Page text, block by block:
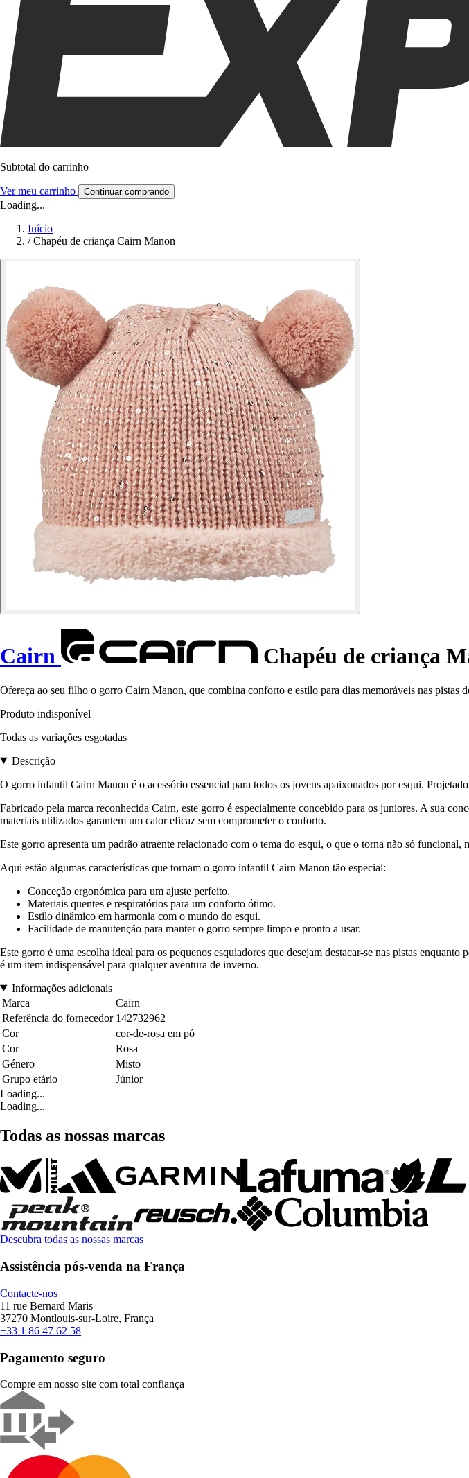
Subtotal do carrinho
Ver meu carrinho Continuar comprando
Loading...
Início
/ Chapéu de criança Cairn Manon
Cairn Chapéu de criança
Ofereça ao seu filho o gorro Cairn Manon, que combina conforto e estilo para dias memoráveis nas pistas
Produto indisponível
Todas as variações esgotadas
Descrição
O gorro infantil Cairn Manon é o acessório essencial para todos os jovens apaixonados por esqui.
Fabricado pela marca reconhecida Cairn, este gorro é especialmente concebido para os juniores. A sua
materiais utilizados garantem um calor eficaz sem comprometer o conforto.
Este gorro apresenta um padrão atraente relacionado com o tema do esqui, o que o torna não só
Aqui estão algumas características que tornam o gorro infantil Cairn Manon tão especial:
Conceção ergonómica para um ajuste perfeito.
Materiais quentes e respiratórios para um conforto ótimo.
Estilo dinâmico em harmonia com o mundo do esqui.
Facilidade de manutenção para manter o gorro sempre limpo e pronto a usar.
Este gorro é uma escolha ideal para os pequenos esquiadores que desejam destacar-se nas pistas
é um item indispensável para qualquer aventura de inverno.
Informações adicionais
Marca
Cairn
Referência do fornecedor 142732962
Cor
cor-de-rosa em pó
Cor
Rosa
Género
Misto
Grupo etário
Júnior
Loading...
Loading...
Todas as nossas marcas
Descubra todas as nossas marcas
Assistência pós-venda na França
Contacte-nos
11 rue Bernard Maris
37270 Montlouis-sur-Loire, França
+33 1 86 47 62 58
Pagamento seguro
Compre em nosso site com total confiança